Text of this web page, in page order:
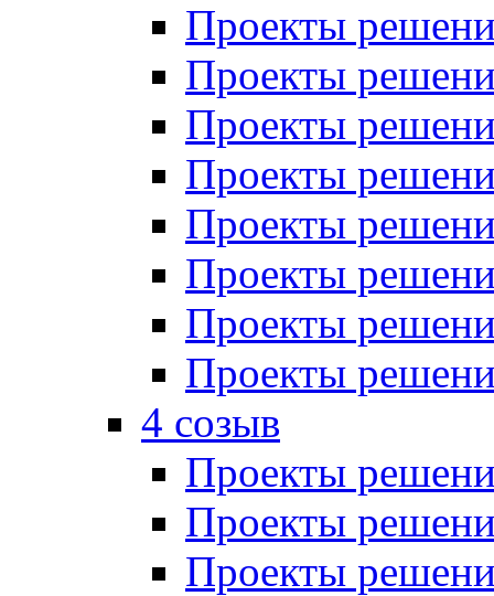
Проекты
Проекты
Проекты
Проекты
Проекты
Проекты
Проекты
Проекты
4 созыв
Проекты
Проекты
Проекты